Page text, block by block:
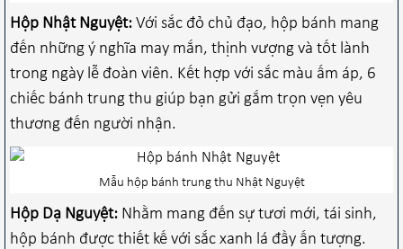
Hộp Nhật Nguyệt: Với sắc đỏ chủ đạo, hộp bánh mang
đến những ý nghĩa may mắn, thịnh vượng và tốt lành
trong ngày lễ đoàn viên. Kết hợp với sắc màu ấm áp, 6
chiếc bánh trung thu giúp bạn gửi gắm trọn vẹn yêu
thương đến người nhận.
Mẫu hộp bánh trung thu Nhật Nguyệt
Hộp Dạ Nguyệt: Nhằm mang đến sự tươi mới, tái sinh,
hộp bánh được thiết kế với sắc xanh lá đầy ấn tượng.